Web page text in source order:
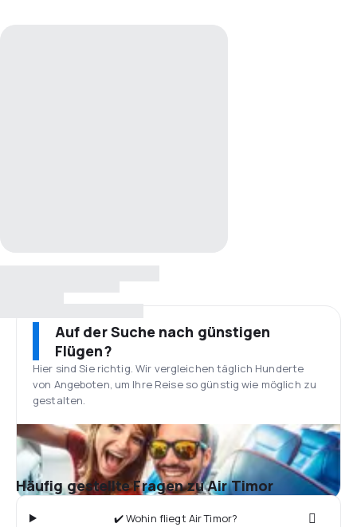
Auf der Suche nach günstigen
Flügen?
Hier sind Sie richtig. Wir vergleichen täglich Hunderte
von Angeboten, um Ihre Reise so günstig wie möglich zu
gestalten.
Häufig gestellte Fragen zu Air Timor
✔️ Wohin fliegt Air Timor?